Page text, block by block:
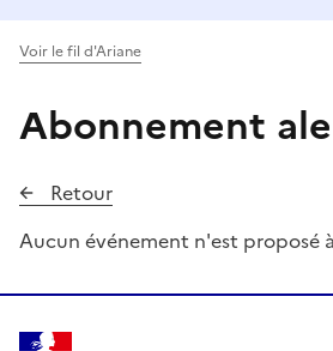
Voir le fil d'Ariane
Abonnement
Retour
Aucun événement n'est proposé